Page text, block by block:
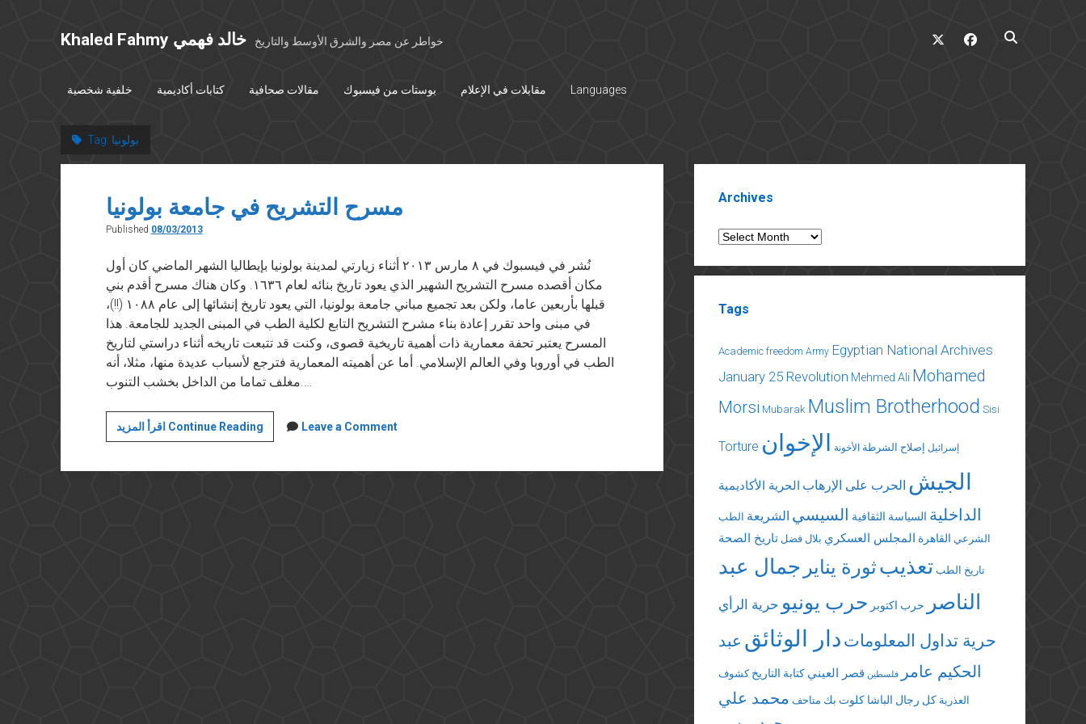
Khaled Fahmy خالد فهمي خواطر عن مصر والشرق الأوسط والتاريخ
twitter facebook
خلفية شخصية كتابات أكاديمية مقالات صحافية بوستات من فيسبوك مقابلات في الإعلام Languages
Tag: بولونيا
مسرح التشريح في جامعة بولونيا
Published 08/03/2013
نُشر في فيسبوك في ٨ مارس ٢٠١٣ أثناء زيارتي لمدينة بولونيا بإيطاليا الشهر الماضي كان أول
مكان أقصده مسرح التشريح الشهير الذي يعود تاريخ بنائه لعام ١٦٣٦. وكان هناك مسرح أقدم بني
قبلها بأربعين عاما، ولكن بعد تجميع مباني جامعة بولونيا، التي يعود تاريخ إنشائها إلى عام ١٠٨٨ (!!)،
في مبنى واحد تقرر إعادة بناء مشرح التشريح التابع لكلية الطب في المبنى الجديد للجامعة. هذا
المسرح يعتبر تحفة معمارية ذات أهمية تاريخية قصوى، وكنت قد تتبعت تاريخه أثناء دراستي لتاريخ
الطب في أوروبا وفي العالم الإسلامي. أما عن أهميته المعمارية فترجع لأسباب عديدة منها، مثلا، أنه
مغلف تماما من الداخل بخشب التنوب.…
اقرأ المزيد Continue Readingمسرح
التشريح
Leave a Comment
Archives
Archives
Tags
Academic freedom Army Egyptian National Archives
January 25 Revolution Mehmed Ali Mohamed
Morsi Mubarak Muslim Brotherhood Sisi
Torture إسرائيل إصلاح الشرطة الأخونة الإخوان
الجيش الحرب على الإرهاب الحرية الأكاديمية
الداخلية السياسة الثقافية السيسي الشريعة الطب
الشرعي القاهرة المجلس العسكري بلال فضل تاريخ الصحة
تاريخ الطب تعذيبثورة يناير جمال عبد
الناصر
حرب اكتوبر حرب يونيو حرية الرأي
حرية تداول المعلومات دار الوثائق عبد
الحكيم عامر
فلسطين قصر العيني كتابة التاريخ كشوف
العذرية كل رجال الباشا كلوت بك متاحف محمد علي